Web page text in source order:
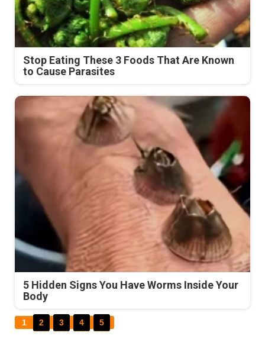
Stop Eating These 3 Foods That Are Known
to Cause Parasites
5 Hidden Signs You Have Worms Inside Your
Body
1 2 3 4 5